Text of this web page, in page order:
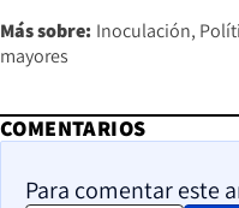
Más sobre: Inoculación
mayores
COMENTARIOS
Para comentar este